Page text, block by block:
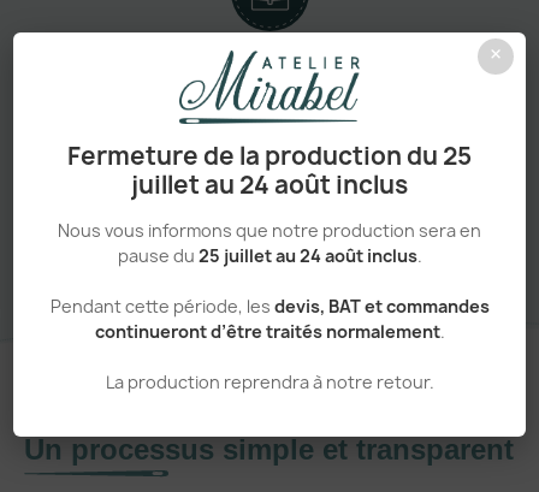
×
Fermeture de la production du 25
juillet au 24 août inclus
Nous vous informons que notre production sera en
pause du 25 juillet au 24 août inclus.
Pendant cette période, les devis, BAT et commandes
continueront d’être traités normalement.
La production reprendra à notre retour.
Adapté aux pros comme aux particuliers
Sans minimum de commande
Un processus simple et transparent